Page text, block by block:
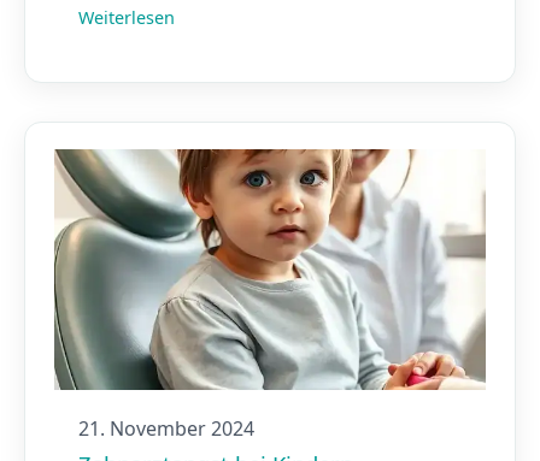
Weiterlesen
21. November 2024